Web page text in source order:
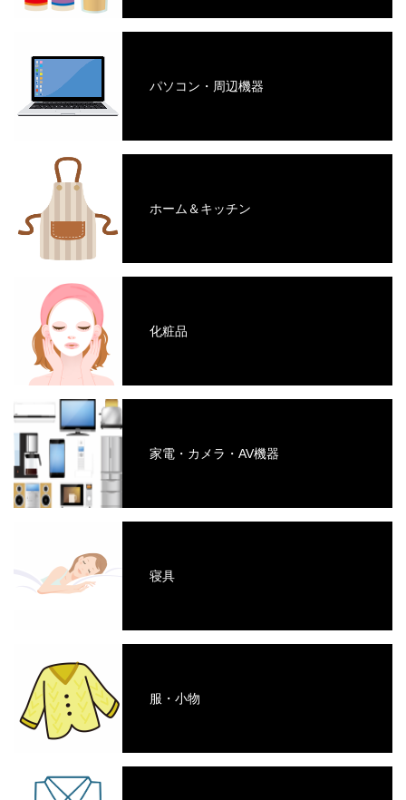
パソコン・周辺機器
ホーム＆キッチン
化粧品
家電・カメラ・AV機器
寝具
服・小物